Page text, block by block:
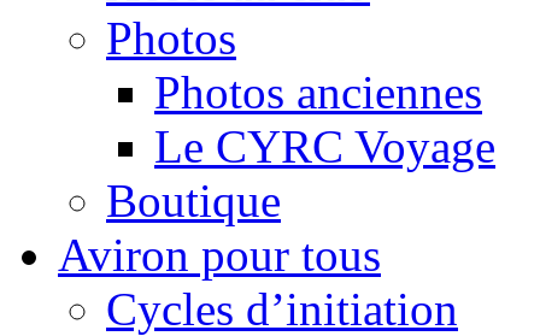
Photos
Photos anciennes
Le CYRC Voyage
Boutique
Aviron pour tous
Cycles d’initiation